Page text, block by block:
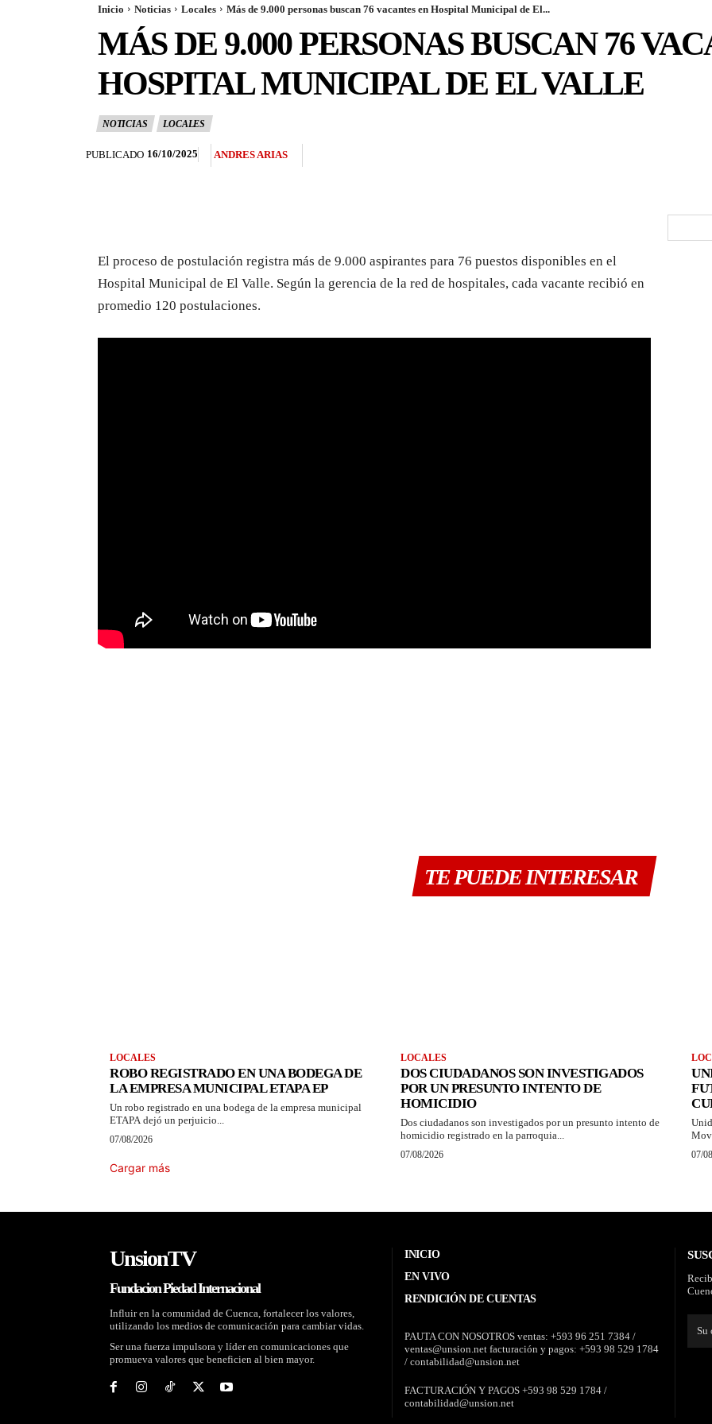
Inicio Noticias Locales Más de 9.000 personas buscan 76 vacantes en Hospital Municipal de El...
MÁS DE 9.000 PERSONAS BUSCAN 76
HOSPITAL MUNICIPAL DE EL VALLE
NOTICIAS LOCALES
PUBLICADO 16/10/2025 ANDRES ARIAS
El proceso de postulación registra más de 9.000 aspirantes para 76 puestos disponibles en el
Hospital Municipal de El Valle. Según la gerencia de la red de hospitales, cada vacante recibió en
promedio 120 postulaciones.
TE PUEDE INTERESAR
LOCALES
ROBO REGISTRADO EN UNA BODEGA DE
LA EMPRESA MUNICIPAL ETAPA EP
Un robo registrado en una bodega de la empresa municipal
ETAPA dejó un perjuicio...
07/08/2026
LOCALES
DOS CIUDADANOS SON INVESTIGADOS
POR UN PRESUNTO INTENTO DE
HOMICIDIO
Dos ciudadanos son investigados por un presunto intento de
homicidio registrado en la parroquia...
07/08/2026 07/
Cargar más
UnsionTV
Fundacion Piedad Internacional
Influir en la comunidad de Cuenca, fortalecer los valores,
utilizando los medios de comunicación para cambiar vidas.
Ser una fuerza impulsora y líder en comunicaciones que
promueva valores que beneficien al bien mayor.
INICIO
EN VIVO
RENDICIÓN DE CUENTAS
PAUTA CON NOSOTROS ventas: +593 96 251 7384 /
ventas@unsion.net facturación y pagos: +593 98 529 1784
/ contabilidad@unsion.net
FACTURACIÓN Y PAGOS +593 98 529 1784 /
contabilidad@unsion.net